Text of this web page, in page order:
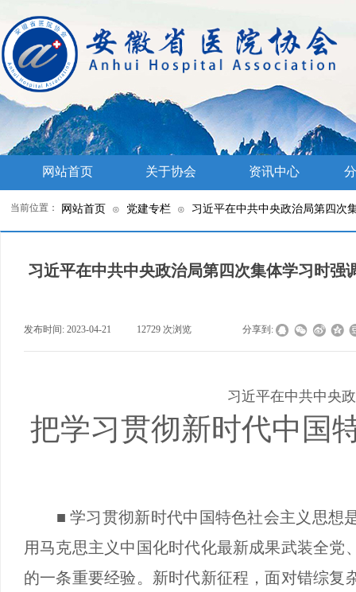
网站首页 关于协会 资讯中心
网站首页 ⊙ 党建专栏 ⊙ 习近平在中共中央政治局第四次
当前位置：
习近平在中共中央政治局第四次集体学习时
发布时间: 2023-04-21 12729 次浏览 分享到:
习近平在中共中央
把学习贯彻新时代中国
■ 学习贯彻新时代中国特色社会主义思想
用马克思主义中国化时代化最新成果武装全
的一条重要经验。新时代新征程，面对错综